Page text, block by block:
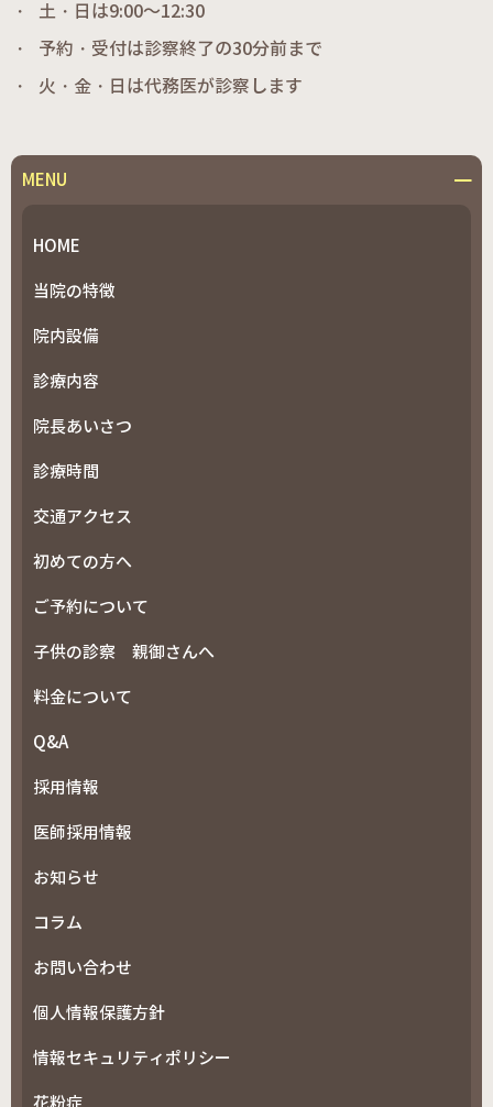
土・日は9:00～12:30
予約・受付は診察終了の30分前まで
火・金・日は代務医が診察します
MENU
HOME
当院の特徴
院内設備
診療内容
院長あいさつ
診療時間
交通アクセス
初めての方へ
ご予約について
子供の診察 親御さんへ
料金について
Q&A
採用情報
医師採用情報
お知らせ
コラム
お問い合わせ
個人情報保護方針
情報セキュリティポリシー